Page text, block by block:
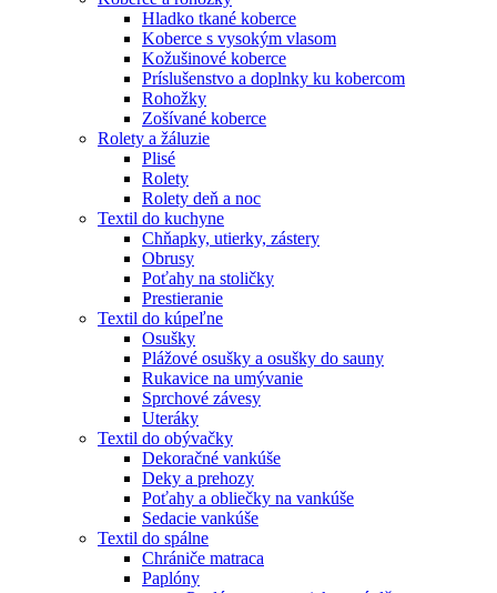
Hladko tkané koberce
Koberce s vysokým vlasom
Kožušinové koberce
Príslušenstvo a doplnky ku kobercom
Rohožky
Zošívané koberce
Rolety a žáluzie
Plisé
Rolety
Rolety deň a noc
Textil do kuchyne
Chňapky, utierky, zástery
Obrusy
Poťahy na stoličky
Prestieranie
Textil do kúpeľne
Osušky
Plážové osušky a osušky do sauny
Rukavice na umývanie
Sprchové závesy
Uteráky
Textil do obývačky
Dekoračné vankúše
Deky a prehozy
Poťahy a obliečky na vankúše
Sedacie vankúše
Textil do spálne
Chrániče matraca
Paplóny